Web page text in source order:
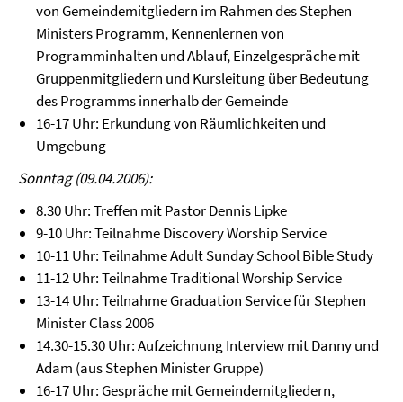
von Gemeindemitgliedern im Rahmen des Stephen
Ministers Programm, Kennenlernen von
Programminhalten und Ablauf, Einzelgespräche mit
Gruppenmitgliedern und Kursleitung über Bedeutung
des Programms innerhalb der Gemeinde
16-17 Uhr: Erkundung von Räumlichkeiten und
Umgebung
Sonntag (09.04.2006):
8.30 Uhr: Treffen mit Pastor Dennis Lipke
9-10 Uhr: Teilnahme Discovery Worship Service
10-11 Uhr: Teilnahme Adult Sunday School Bible Study
11-12 Uhr: Teilnahme Traditional Worship Service
13-14 Uhr: Teilnahme Graduation Service für Stephen
Minister Class 2006
14.30-15.30 Uhr: Aufzeichnung Interview mit Danny und
Adam (aus Stephen Minister Gruppe)
16-17 Uhr: Gespräche mit Gemeindemitgliedern,